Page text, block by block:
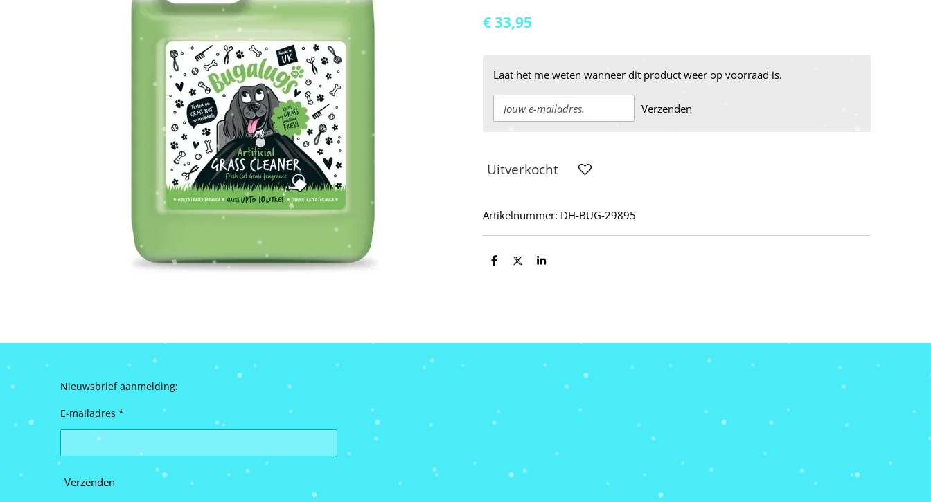
€ 33,95
Laat het me weten wanneer dit product weer op voorraad is.
Verzenden
Uitverkocht
Artikelnummer: DH-BUG-29895
D
D
S
Nieuwsbrief aanmelding:
E-mailadres *
Verzenden